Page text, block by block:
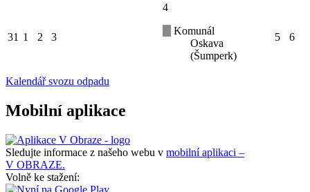
31 1 2 3
4
Komunál
Oskava
(Šumperk)
5 6
Kalendář svozu odpadu
Mobilní aplikace
Sledujte informace z našeho webu v mobilní aplikaci –
V OBRAZE.
Volně ke stažení: